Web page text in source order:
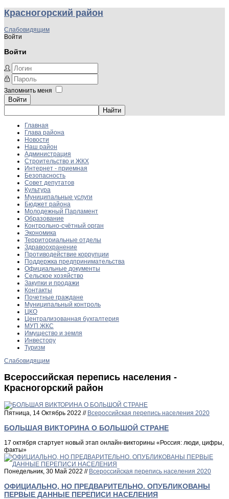
Красногорский район
Слабовидящим
Войти
Войти
Запомнить меня
Войти
Главная
Глава района
Новости
Наш район
Администрация
Строительство и ЖКХ
Интернет - приемная
Безопасность
Совет депутатов
Культура
Муниципальные услуги
Бюджет района
Молодежный Парламент
Образование
Контрольно-счётный орган
Экономика
Территориальные отделы
Здравоохранение
Противодействие коррупции
Поддержка предпринимательства
Официальные документы
Сельское хозяйство
Закупки и продажи
Контакты
Почетные граждане
Муниципальный контроль
ЦКО
Централизованная бухгалтерия
МУП ЖКС
Имущество и земля
Инвестору
Туризм
Слабовидящим
Всероссийская перепись населения -
Красногорский район
Пятница, 14 Октябрь 2022 // Всероссийская перепись населения 2020
БОЛЬШАЯ ВИКТОРИНА О БОЛЬШОЙ СТРАНЕ
17 октября стартует новый этап онлайн-викторины «Россия: люди, цифры,
факты»
Понедельник, 30 Май 2022 // Всероссийская перепись населения 2020
ОФИЦИАЛЬНО, НО ПРЕДВАРИТЕЛЬНО. ОПУБЛИКОВАНЫ
ПЕРВЫЕ ДАННЫЕ ПЕРЕПИСИ НАСЕЛЕНИЯ